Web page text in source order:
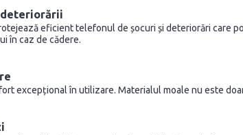
eficient telefonul de șocuri și deteriorări care
în caz de cădere.
excepțional în utilizare. Materialul moale nu este